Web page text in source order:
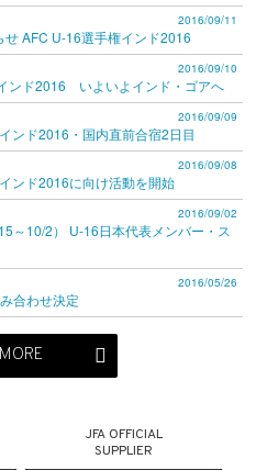
2016/09/11
AFC U-16選手権インド2016
2016/09/10
ンド2016 いよいよインド・ゴアへ
2016/09/09
ド2016・国内直前合宿2日目
2016/09/08
ンド2016に向け活動を開始
2016/09/02
～10/2） U-16日本代表メンバー・ス
2016/05/26
合わせ決定
MORE
JFA OFFICIAL
SUPPLIER